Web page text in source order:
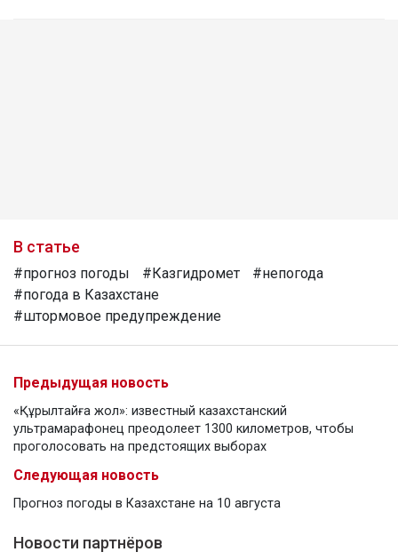
В статье
#прогноз погоды #Казгидромет
#непогода
#погода в Казахстане
#штормовое предупреждение
Предыдущая новость
«Құрылтайға жол»: известный казахстанский
ультрамарафонец преодолеет 1300 километров, чтобы
проголосовать на предстоящих выборах
Следующая новость
Прогноз погоды в Казахстане на 10 августа